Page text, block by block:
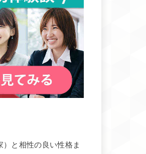
）と相性の良い性格ま